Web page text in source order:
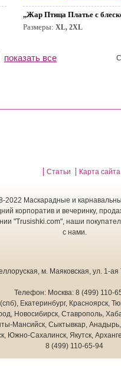
,,Жар Птица Платье с
Размеры: XL, 2XL
показать все
Статьи Карта сайта
2022 Маскарадные и
корпоратив и вечеринку,
"Trusishki.com", наши
с нами.
м. Маяковская, ул. 1-ая
Телефон: Москва: 8 (499) 110-
Екатеринбург, Красноярск,
Новосибирск, Ставрополь,
Мансийск, Сыктывкар,
Южно-Сахалинск, Якутск,
8 (499) 110-65-94